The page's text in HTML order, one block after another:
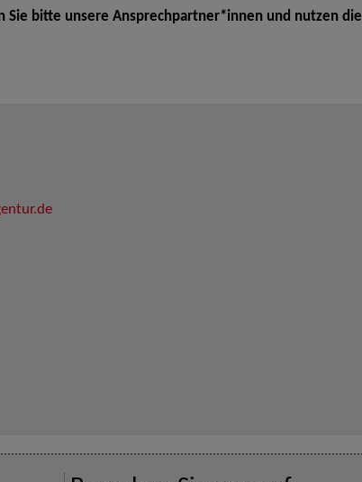
bitte unsere Ansprechpartner*innen und nutzen die